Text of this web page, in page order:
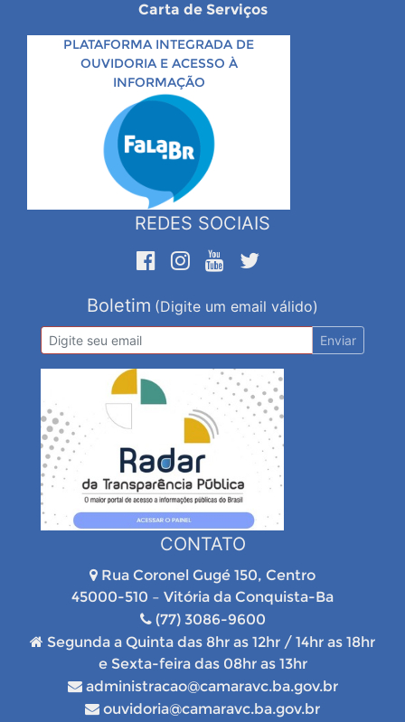
Carta de Serviços
PLATAFORMA INTEGRADA DE
OUVIDORIA E ACESSO À
INFORMAÇÃO
REDES SOCIAIS
Boletim (Digite um email válido)
Enviar
CONTATO
Rua Coronel Gugé 150, Centro
45000-510 – Vitória da Conquista-Ba
(77) 3086-9600
Segunda a Quinta das 8hr as 12hr / 14hr as 18hr
e Sexta-feira das 08hr as 13hr
administracao@camaravc.ba.gov.br
ouvidoria@camaravc.ba.gov.br